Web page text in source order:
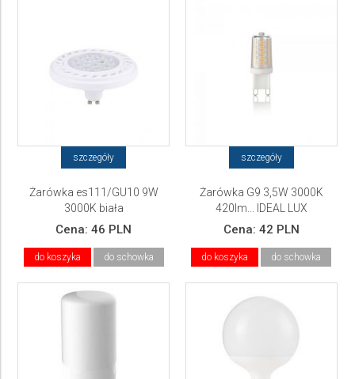
szczegóły
Żarówka es111/GU10 9W
3000K biała
Cena:46 PLN
do koszyka do schowka
szczegóły
Żarówka G9 3,5W 3000K
420lm... IDEAL LUX
Cena: 42 PLN
do koszyka do schowka